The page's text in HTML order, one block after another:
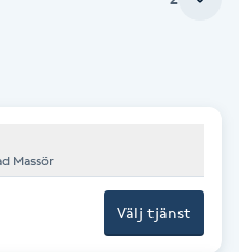
Hälsoanalytiker/Diplomerad Massör
Välj tjänst